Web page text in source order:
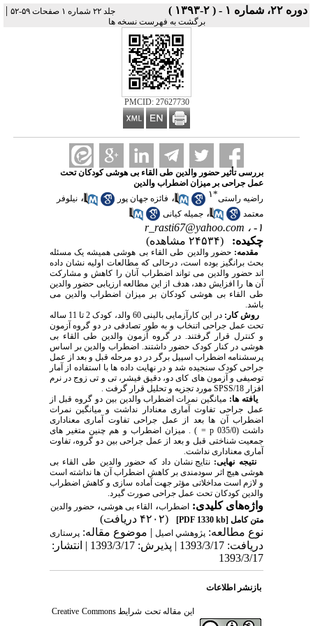
دوره ۲۲، شماره ۱ - ( ۲-۱۳۹۳ ) جلد ۲۲ شماره ۱ صفحات ۵۹-۵۲ |
برگشت به فهرست نسخه ها
PMCID: 27627730
بررسی تأثیر حضور والدین طی القاء بی هوشی کودکان تحت
عمل جراحی بر میزان اضطراب والدین
راضیه راستی*۱ ، فائزه جهان پور ، نیلوفر
معتمد
، جمیله کیانی
۱- ،
r_rasti67@yahoo.com
چکیده:
(۲۴۵۳۴ مشاهده)
مقدمه:حضور والدین طی القاء بی هوشی همیشه یک مسئله
بحث برانگیز بوده است، درحالی که مطالعات اولیه نشان داده
اند حضور والدین می تواند اضطراب آنان را کاهش و مشارکت
آن ها را افزایش دهد، هدف از این مطالعه ارزیابی حضور والدین
طی القاء بی هوشی کودکان بر میزان اضطراب والدین می
باشد.
روش کار:
در این کارآزمایی بالینی 60 والد، کودک 2 تا 11 ساله
تحت عمل جراحی اتنخاب و به طور تصادفی در دو گروه آزمون
و کنترل قرار گرفتند. در گروه آزمون والدین طی القاء بی
هوشی در کنار کودک حضور داشتند. اضطراب والدین بر اساس
پرسشنامه اضطراب اسپیل برگر در دو مرحله قبل و بعد از عمل
جراحی کودک سنجیده شد و در نهایت داده ها با استفاده از آمار
توصیفی و آزمون های کای دو، دقیق فیشر، تی و تی زوج در نرم
افزار SPSS/18 مورد تجزیه و تحلیل قرار گرفت .
یافته ها: میانگین نمرات اضطراب والدین بین دو گروه قبل از
عمل جراحی تفاوت آماری معنادار نداشت و میانگین نمرات
اضطراب آن ها بعد از عمل جراحی تفاوت آماری معناداری
داشت (035/0 p = ) . میزان اضطراب و هم چنین متغیر های
جمعیت شناختی قبل و بعد از عمل جراحی بین دو گروه، تفاوت
آماری معناداری نداشت.
نتیجه نهایی: نتایج نشان داد که حضور والدین طی القاء بی
هوشی هیچ اثر سودمندی بر کاهش اضطراب آن ها نداشته است
و لازم است مداخلاتی مؤثر جهت آماده سازی و کاهش اضطراب
والدین کودکان تحت عمل جراحی صورت گیرد.
واژه‌های کلیدی: اضطراب، القاء بی هوشی، حضور والدین
متن کامل[PDF 1330 kb]
(۴۲۰۲ دریافت)
نوع مطالعه: پژوهشي اصیل | موضوع مقاله: پرستاری
دریافت: 1393/3/17 | پذیرش: 1393/3/17 | انتشار:
1393/3/17
بازنشر اطلاعات
این مقاله تحت شرایطCreative Commons